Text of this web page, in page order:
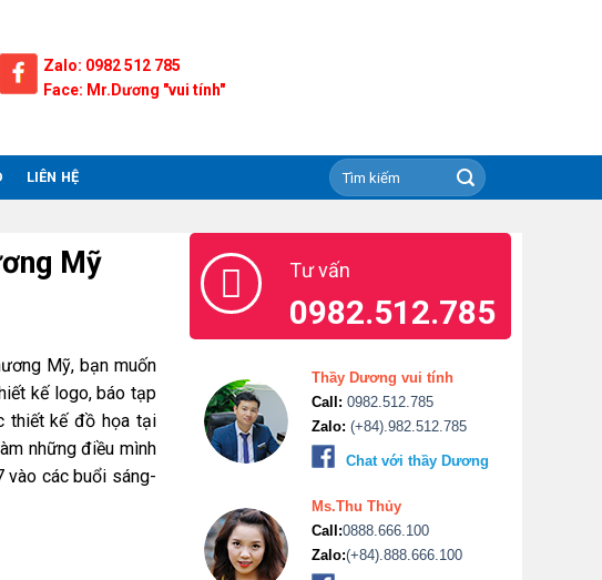
Zalo: 0982 512 785
Face: Mr.Dương "vui tính"
LIÊN HỆ
Mỹ
Mỹ, bạn muốn
kế logo, báo tạp
thiết kế đồ họa tại
những điều mình
các buổi sáng-
Tư vấn
0982.512.785
Thầy Dương vui tính
Call: 0982.512.785
Zalo: (+84).982.512.785
Chat với thầy Dương
Ms.Thu Thủy
Call:0888.666.100
Zalo:(+84).888.666.100